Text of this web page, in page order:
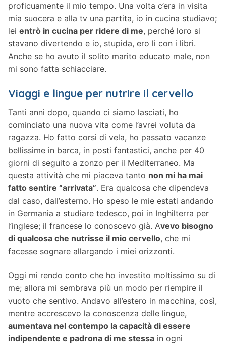
proficuamente il mio tempo. Una volta c’era in visita
mia suocera e alla tv una partita, io in cucina studiavo;
lei entrò in cucina per ridere di me, perché loro si
stavano divertendo e io, stupida, ero lì con i libri.
Anche se ho avuto il solito marito educato male, non
mi sono fatta schiacciare.
Viaggi e lingue per nutrire il cervello
Tanti anni dopo, quando ci siamo lasciati, ho
cominciato una nuova vita come l’avrei voluta da
ragazza. Ho fatto corsi di vela, ho passato vacanze
bellissime in barca, in posti fantastici, anche per 40
giorni di seguito a zonzo per il Mediterraneo. Ma
questa attività che mi piaceva tanto non mi ha mai
fatto sentire “arrivata”. Era qualcosa che dipendeva
dal caso, dall’esterno. Ho speso le mie estati andando
in Germania a studiare tedesco, poi in Inghilterra per
l’inglese; il francese lo conoscevo già. Avevo bisogno
di qualcosa che nutrisse il mio cervello, che mi
facesse sognare allargando i miei orizzonti.
Oggi mi rendo conto che ho investito moltissimo su di
me; allora mi sembrava più un modo per riempire il
vuoto che sentivo. Andavo all’estero in macchina, così,
mentre accrescevo la conoscenza delle lingue,
aumentava nel contempo la capacità di essere
indipendente e padrona di me stessa in ogni